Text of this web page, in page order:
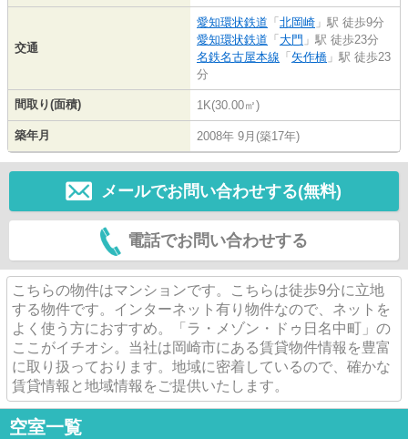
交通
愛知環状鉄道 「 北岡崎 」駅 徒歩9分
愛知環状鉄道 「 大門 」駅 徒歩23分
名鉄名古屋本線 「 矢作橋 」駅 徒歩23
分
間取り(面積) 1K(30.00㎡)
築年月 2008年 9月(築17年)
メールでお問い合わせする(無料)
電話でお問い合わせする
こちらの物件はマンションです。こちらは徒歩9分に立地
する物件です。インターネット有り物件なので、ネットを
よく使う方におすすめ。「ラ・メゾン・ドゥ日名中町」の
ここがイチオシ。当社は岡崎市にある賃貸物件情報を豊富
に取り扱っております。地域に密着しているので、確かな
賃貸情報と地域情報をご提供いたします。
空室一覧